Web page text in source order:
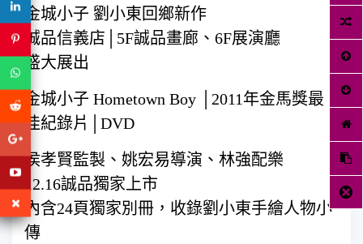
金城小子 劉小東回鄉新作
誠品信義店│5F誠品畫廊、6F展演廳
盛大展出
金城小子 Hometown Boy │2011年金馬獎最
佳紀錄片│DVD
侯孝賢監製、姚宏易導演、林強配樂
12.16誠品獨家上市
內含24頁獨家別冊，收錄劉小東手繪人物小
傳